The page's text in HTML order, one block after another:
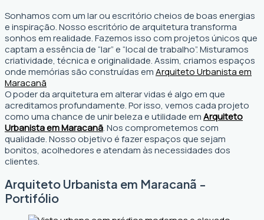
Sonhamos com um lar ou escritório cheios de boas energias
e inspiração. Nosso escritório de arquitetura transforma
sonhos em realidade. Fazemos isso com projetos únicos que
captam a essência de “lar” e “local de trabalho”. Misturamos
criatividade, técnica e originalidade. Assim, criamos espaços
onde memórias são construídas emArquiteto Urbanista em
Maracanã
O poder da arquitetura em alterar vidas é algo em que
acreditamos profundamente. Por isso, vemos cada projeto
como uma chance de unir beleza e utilidade emArquiteto
Urbanista em Maracanã. Nos comprometemos com
qualidade. Nosso objetivo é fazer espaços que sejam
bonitos, acolhedores e atendam às necessidades dos
clientes.
Arquiteto Urbanista em Maracanã -
Portifólio